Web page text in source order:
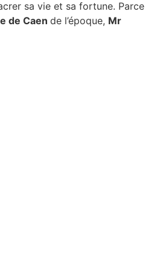
sa vie et sa fortune. Parce
de Caen de l’époque, Mr